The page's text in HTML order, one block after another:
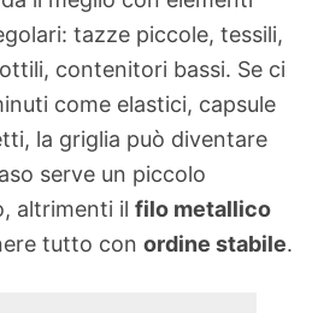
tazze piccole, tessili,
contenitori bassi. Se ci
come elastici, capsule
la griglia può diventare
serve un piccolo
altrimenti il filo metallico
tutto con ordine stabile.